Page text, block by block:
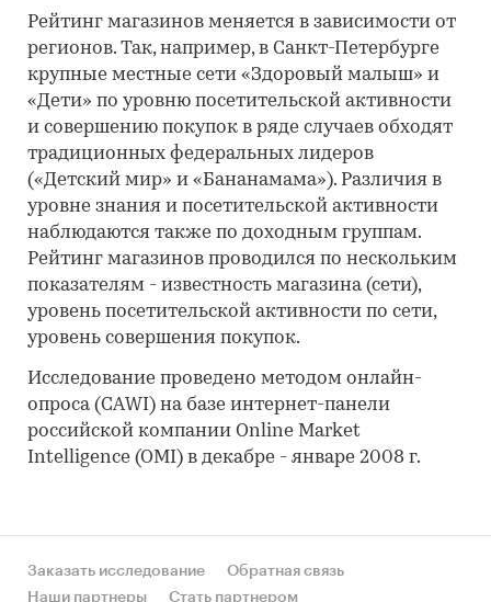
Рейтинг магазинов меняется в зависимости от
регионов. Так, например, в Санкт-Петербурге
крупные местные сети «Здоровый малыш» и
«Дети» по уровню посетительской активности
и совершению покупок в ряде случаев обходят
традиционных федеральных лидеров
(«Детский мир» и «Бананамама»). Различия в
уровне знания и посетительской активности
наблюдаются также по доходным группам.
Рейтинг магазинов проводился по нескольким
показателям - известность магазина (сети),
уровень посетительской активности по сети,
уровень совершения покупок.
Исследование проведено методом онлайн-
опроса (CAWI) на базе интернет-панели
российской компании Online Market
Intelligence (OMI) в декабре - январе 2008 г.
Заказать исследование
Обратная связь
Наши партнеры
Стать партнером